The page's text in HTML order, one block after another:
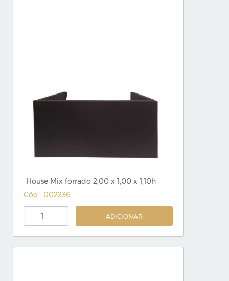
House Mix forrado 2,00 x 1,00 x 1,10h
Cód.: 002236
ADICIONAR